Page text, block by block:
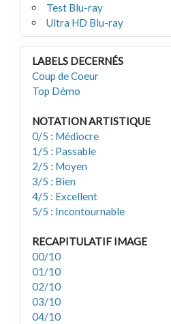
Test Blu-ray
Ultra HD Blu-ray
LABELS DECERNÉS
Coup de Coeur
Top Démo
NOTATION ARTISTIQUE
0/5 : Médiocre
1/5 : Passable
2/5 : Moyen
3/5 : Bien
4/5 : Excellent
5/5 : Incontournable
RECAPITULATIF IMAGE
00/10
01/10
02/10
03/10
04/10